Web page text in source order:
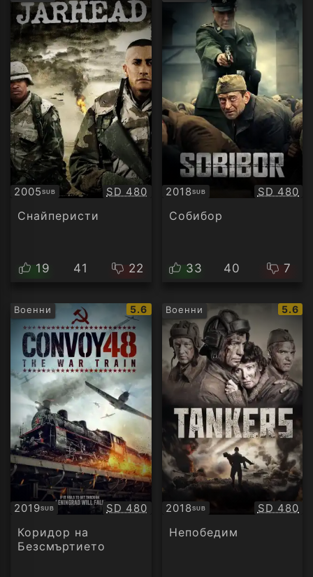
рейтинг:
2005SUB
Субтитри Качество:
SD 480
Снайперисти
19 41 22
2018SUB
Субтитри SD 480
Собибор
33 40 7
Военни
IMDb
рейтинг:
5.6
2019SUB
Субтитри Качество:
SD 480
Коридор на
Безсмъртието
Военни
IMDb
5.6
2018SUB
Субтитри SD 480
Непобедим